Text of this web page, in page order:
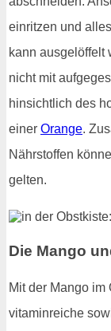
einritzen und
kann ausgelöffelt
nicht mit
hinsichtlich des
einer Orange.
Nährstoffen
gelten.
Die Mango
Mit der Mango im
vitaminreiche